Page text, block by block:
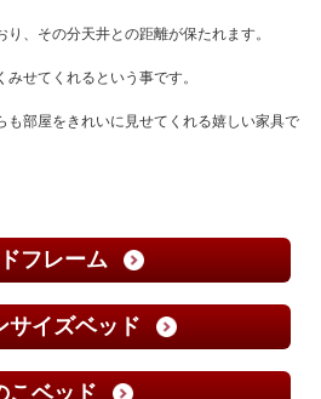
、その分天井との距離が保たれます。
せてくれるという事です。
も部屋をきれいに見せてくれる嬉しい家具で
フレーム
サイズベッド
こベッド